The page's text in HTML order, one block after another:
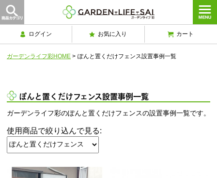
ログイン お気に入り カート
ガーデンライフ彩HOME > ぽんと置くだけフェンス設置事例一覧
ぽんと置くだけフェンス設置事例一覧
ガーデンライフ彩のぽんと置くだけフェンスの設置事例一覧です。
使用商品で絞り込んで見る: